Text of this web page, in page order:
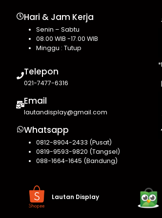
Hari & Jam Kerja
Senin – Sabtu
08.00 WIB -17.00 WIB
Minggu : Tutup
Telepon
021-7477-6316
Email
lautandisplay@gmail.com
Whatsapp
0812-8904-2433 (Pusat)
0819-9593-9820 (Tangsel)
088-1664-1645 (Bandung)
Lautan Display